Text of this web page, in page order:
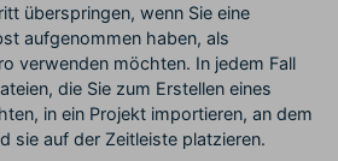
überspringen, wenn Sie eine
aufgenommen haben, als
verwenden möchten. In jedem Fall
die Sie zum Erstellen eines
in ein Projekt importieren, an dem
sie auf der Zeitleiste platzieren.